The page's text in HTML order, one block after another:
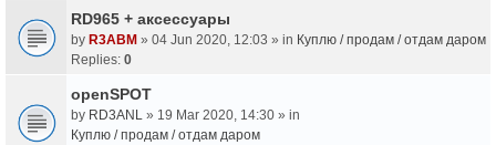
RD965 + аксессуары
by R3ABM » 04 Jun 2020, 12:03 » in Куплю / продам / отдам даром
Replies: 0
openSPOT
by RD3ANL » 19 Mar 2020, 14:30 » in
Куплю / продам / отдам даром